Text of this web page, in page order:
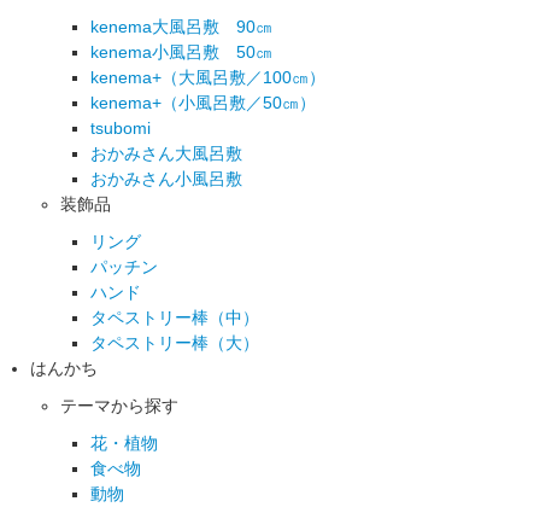
kenema大風呂敷 90㎝
kenema小風呂敷 50㎝
kenema+（大風呂敷／100㎝）
kenema+（小風呂敷／50㎝）
tsubomi
おかみさん大風呂敷
おかみさん小風呂敷
装飾品
リング
パッチン
ハンド
タペストリー棒（中）
タペストリー棒（大）
はんかち
テーマから探す
花・植物
食べ物
動物